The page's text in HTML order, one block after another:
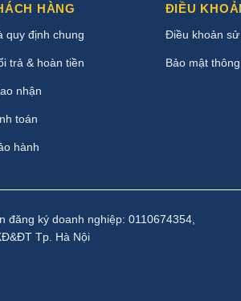
HÀNG
quy định chung
trả & hoàn tiền
nhận
toán
hành
ĐIỀU
Điều khoản sử
Bảo mật
đăng ký doanh nghiệp: 0110674354,
Tp. Hà Nội